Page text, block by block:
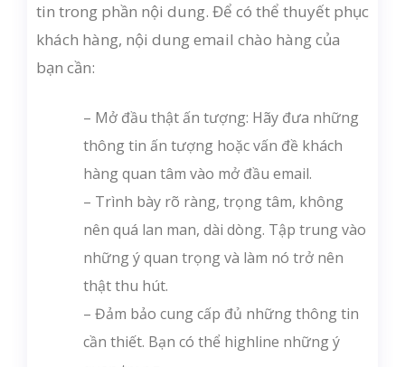
tin trong phần nội dung. Để có thể thuyết phục
khách hàng, nội dung email chào hàng của
bạn cần:
– Mở đầu thật ấn tượng: Hãy đưa những
thông tin ấn tượng hoặc vấn đề khách
hàng quan tâm vào mở đầu email.
– Trình bày rõ ràng, trọng tâm, không
nên quá lan man, dài dòng. Tập trung vào
những ý quan trọng và làm nó trở nên
thật thu hút.
– Đảm bảo cung cấp đủ những thông tin
cần thiết. Bạn có thể highline những ý